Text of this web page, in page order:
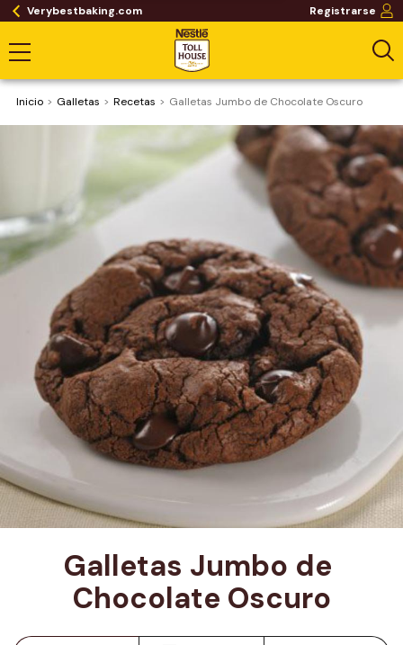
Verybestbaking.com Registrarse
Inicio Galletas Recetas Galletas Jumbo de Chocolate Oscuro
Galletas Jumbo de
Chocolate Oscuro